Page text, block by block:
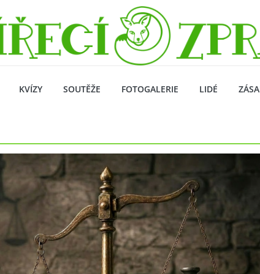
KVÍZY SOUTĚŽE FOTOGALERIE LIDÉ